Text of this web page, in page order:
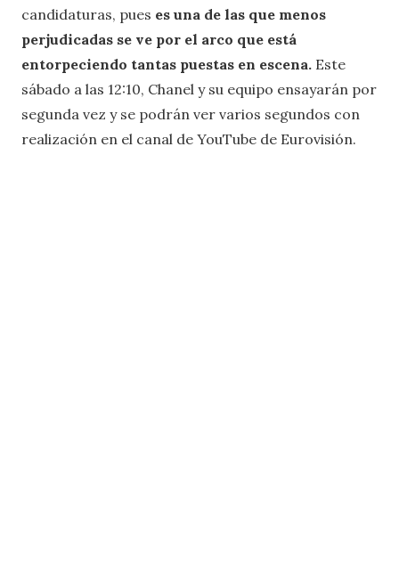
candidaturas, pues es una de las que menos
perjudicadas se ve por el arco que está
entorpeciendo tantas puestas en escena. Este
sábado a las 12:10, Chanel y su equipo ensayarán por
segunda vez y se podrán ver varios segundos con
realización en el canal de YouTube de Eurovisión.